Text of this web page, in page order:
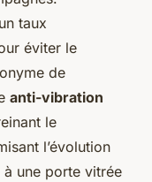
taux
éviter le
de
anti-vibration
le
l’évolution
une porte vitrée